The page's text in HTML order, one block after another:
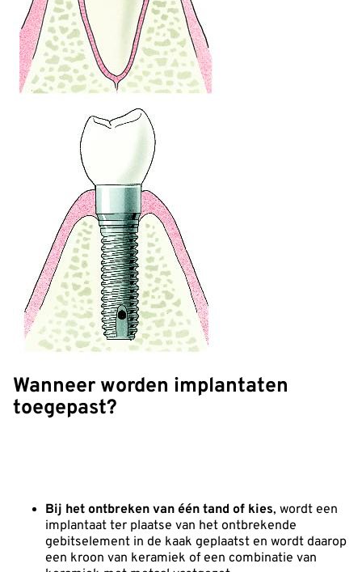
Wanneer worden implantaten
toegepast?
Bij het ontbreken van één tand of kies, wordt een
implantaat ter plaatse van het ontbrekende
gebitselement in de kaak geplaatst en wordt daarop
een kroon van keramiek of een combinatie van